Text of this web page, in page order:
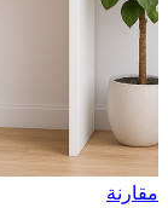
مقارنة